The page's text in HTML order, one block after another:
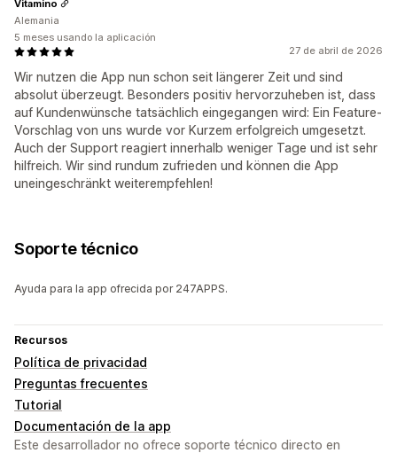
27 de abril de 2026
Wir nutzen die App nun schon seit längerer Zeit und sind
absolut überzeugt. Besonders positiv hervorzuheben ist, dass
auf Kundenwünsche tatsächlich eingegangen wird: Ein Feature-
Vorschlag von uns wurde vor Kurzem erfolgreich umgesetzt.
Auch der Support reagiert innerhalb weniger Tage und ist sehr
hilfreich. Wir sind rundum zufrieden und können die App
uneingeschränkt weiterempfehlen!
Vitamino
Alemania
5 meses usando la aplicación
Soporte técnico
Ayuda para la app ofrecida por 247APPS.
Recursos
Política de privacidad
Preguntas frecuentes
Tutorial
Documentación de la app
Este desarrollador no ofrece soporte técnico directo en